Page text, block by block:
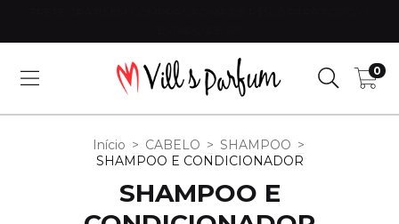
0
Início > CABELO > SHAMPOO >
SHAMPOO E CONDICIONADOR
SHAMPOO E